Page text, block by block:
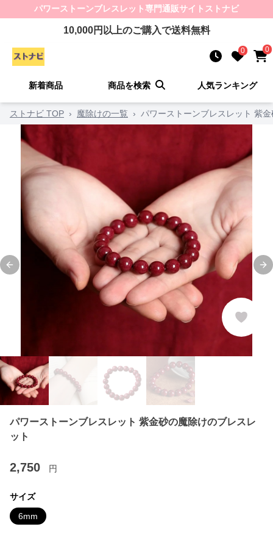
パワーストーンブレスレット専門通販サイト ストナビ
10,000円以上のご購入で送料無料
0 0
新着商品 商品を検索 人気ランキング
ストナビ TOP › 魔除けの一覧 › パワーストーンブレスレット 紫
Previous slide
パワーストーンブレスレット 紫金砂の魔除けのブレスレ
ット
2,750 円
サイズ
6mm